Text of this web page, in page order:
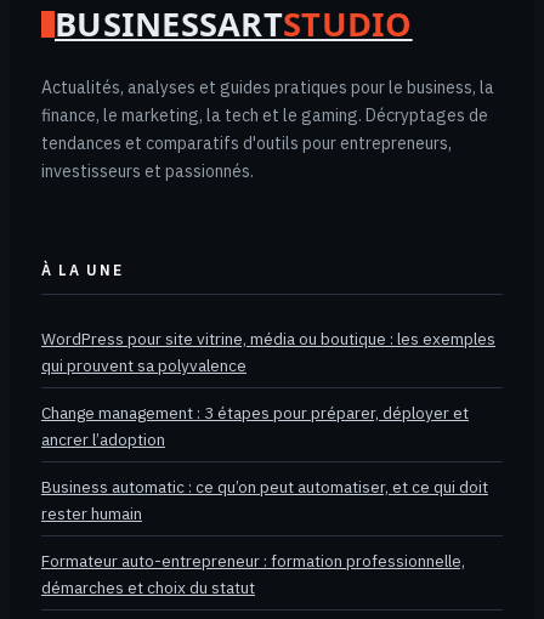
BUSINESSARTSTUDIO
Actualités, analyses et guides pratiques pour le business, la
finance, le marketing, la tech et le gaming. Décryptages de
tendances et comparatifs d'outils pour entrepreneurs,
investisseurs et passionnés.
À LA UNE
WordPress pour site vitrine, média ou boutique : les exemples
qui prouvent sa polyvalence
Change management : 3 étapes pour préparer, déployer et
ancrer l’adoption
Business automatic : ce qu’on peut automatiser, et ce qui doit
rester humain
Formateur auto-entrepreneur : formation professionnelle,
démarches et choix du statut